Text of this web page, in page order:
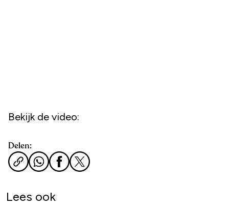
Bekijk de video:
Delen:
Lees ook